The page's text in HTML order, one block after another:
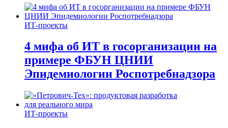
ИТ-проекты
4 мифа об ИТ в госорганизации на
примере ФБУН ЦНИИ
Эпидемиологии Роспотребнадзора
ИТ-проекты